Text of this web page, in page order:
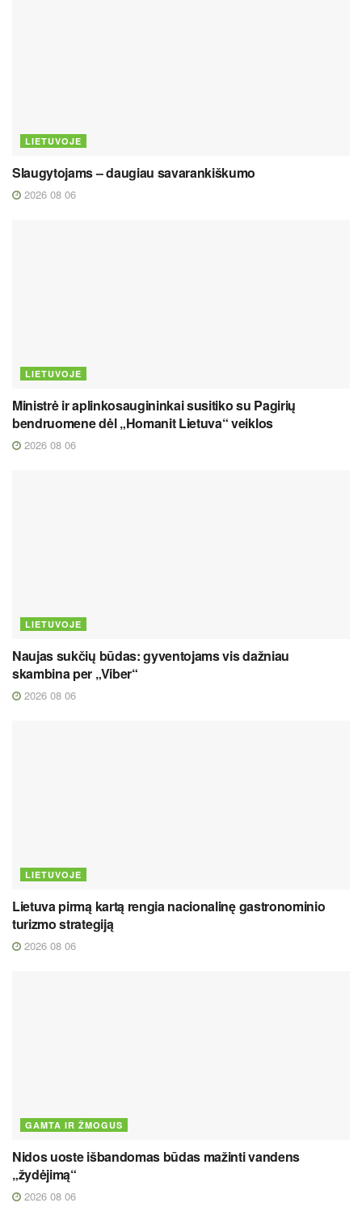
LIETUVOJE
Slaugytojams – daugiau savarankiškumo
2026 08 06
LIETUVOJE
Ministrė ir aplinkosaugininkai susitiko su Pagirių
bendruomene dėl „Homanit Lietuva“ veiklos
2026 08 06
LIETUVOJE
Naujas sukčių būdas: gyventojams vis dažniau
skambina per „Viber“
2026 08 06
LIETUVOJE
Lietuva pirmą kartą rengia nacionalinę gastronominio
turizmo strategiją
2026 08 06
GAMTA IR ŽMOGUS
Nidos uoste išbandomas būdas mažinti vandens
„žydėjimą“
2026 08 06